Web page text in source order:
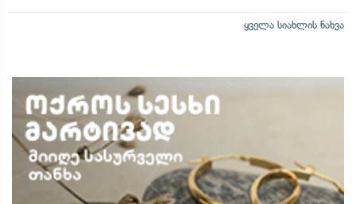
ყველა სიახლის ნახვა